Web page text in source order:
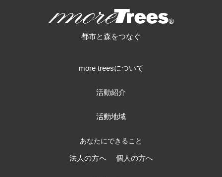
都市と森をつなぐ
more treesについて
活動紹介
活動地域
あなたにできること
法人の方へ 個人の方へ